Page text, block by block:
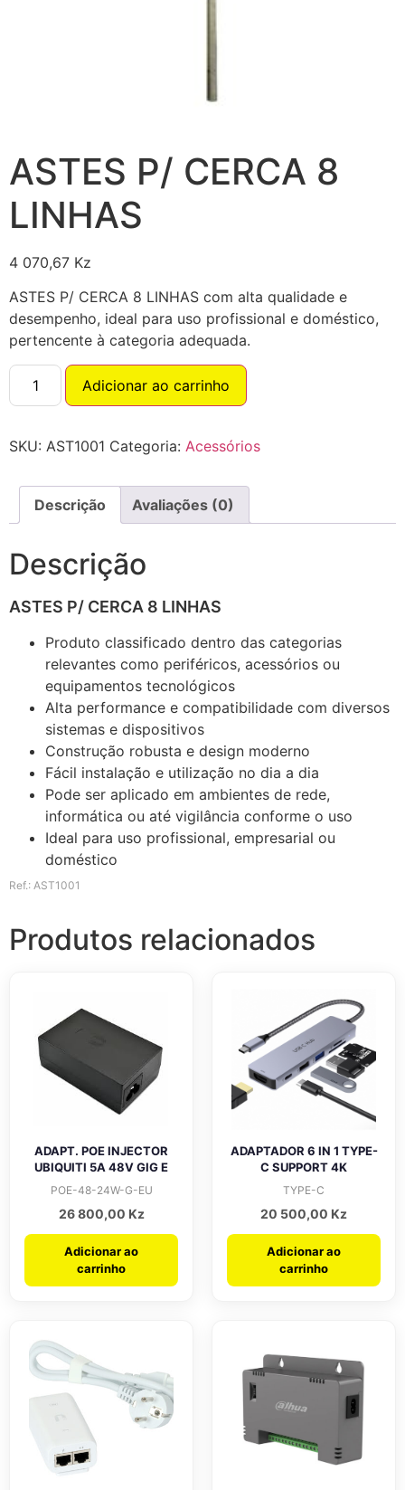
ASTES P/ CERCA 8
LINHAS
4 070,67 Kz
ASTES P/ CERCA 8 LINHAS com alta qualidade e
desempenho, ideal para uso profissional e doméstico,
pertencente à categoria adequada.
Adicionar ao carrinho
SKU: AST1001 Categoria: Acessórios
Descrição Avaliações (0)
Descrição
ASTES P/ CERCA 8 LINHAS
Produto classificado dentro das categorias
relevantes como periféricos, acessórios ou
equipamentos tecnológicos
Alta performance e compatibilidade com diversos
sistemas e dispositivos
Construção robusta e design moderno
Fácil instalação e utilização no dia a dia
Pode ser aplicado em ambientes de rede,
informática ou até vigilância conforme o uso
Ideal para uso profissional, empresarial ou
doméstico
Ref.: AST1001
Produtos relacionados
ADAPT. POE INJECTOR
UBIQUITI 5A 48V GIG E
POE-48-24W-G-EU
26 800,00 Kz
Adicionar ao
carrinho
ADAPTADOR 6 IN 1 TYPE-
C SUPPORT 4K
TYPE-C
20 500,00 Kz
Adicionar ao
carrinho